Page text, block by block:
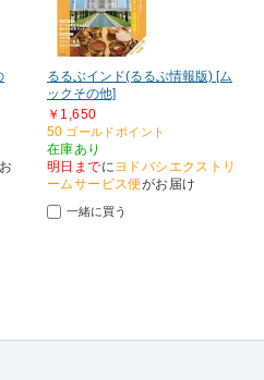
一緒に買う
るるぶインド(るるぶ情報版) [ム
ックその他]
￥1,650
50 ゴールドポイント
在庫あり
明日までにヨドバシエクストリ
ームサービス便がお届け